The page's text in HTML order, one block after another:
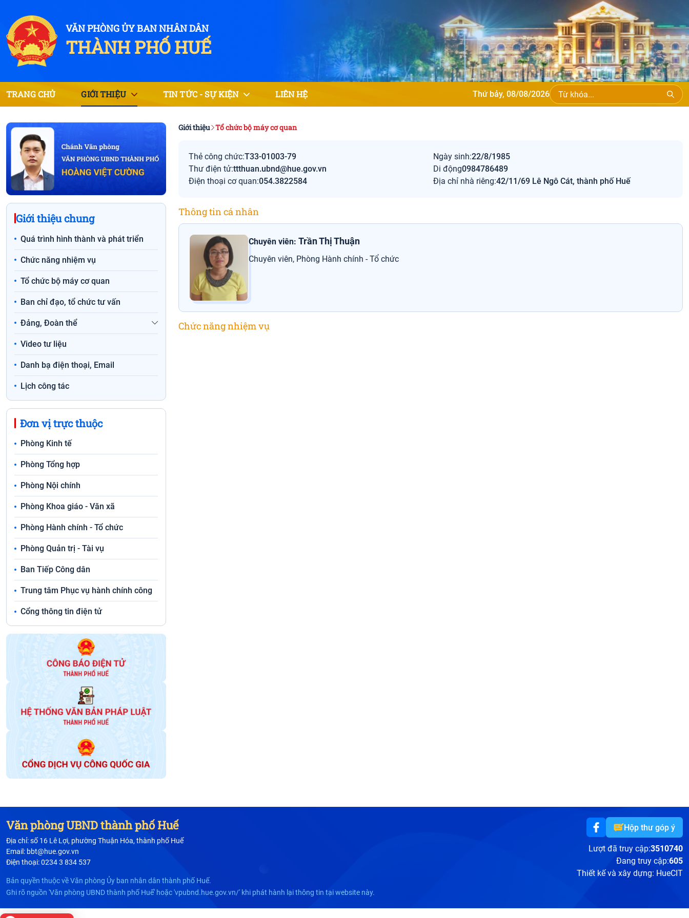
VĂN PHÒNG ỦY BAN NHÂN DÂN
THÀNH PHỐ HUẾ
TRANG CHỦ GIỚI THIỆU TIN TỨC - SỰ KIỆN LIÊN HỆ Thứ bảy, 08/08/2026
Giới thiệu chung
Quá trình hình thành và phát triển
Chức năng nhiệm vụ
Tổ chức bộ máy cơ quan
Ban chỉ đạo, tổ chức tư vấn
Đảng, Đoàn thể
Video tư liệu
Danh bạ điện thoại, Email
Lịch công tác
Đơn vị trực thuộc
Phòng Kinh tế
Phòng Tổng hợp
Phòng Nội chính
Phòng Khoa giáo - Văn xã
Phòng Hành chính - Tổ chức
Phòng Quản trị - Tài vụ
Ban Tiếp Công dân
Trung tâm Phục vụ hành chính công
Cổng thông tin điện tử
Giới thiệu Tổ chức bộ máy cơ quan
Thẻ công chức:T33-01003-79 Ngày sinh:22/8/1985
Thư điện tử:ttthuan.ubnd@hue.gov.vn Di động0984786489
Điện thoại cơ quan:054.3822584 Địa chỉ nhà riêng:42/11/69 Lê Ngô Cát, thành phố Huế
Thông tin cá nhân
Chuyên viên: Trần Thị Thuận
Chuyên viên, Phòng Hành chính - Tổ chức
Chức năng nhiệm vụ
Văn phòng UBND thành phố Huế
Địa chỉ: số 16 Lê Lợi, phường Thuận Hóa, thành phố Huế
Email: bbt@hue.gov.vn
Điện thoại: 0234 3 834 537
Bản quyền thuộc về Văn phòng Ủy ban nhân dân thành phố Huế.
Ghi rõ nguồn 'Văn phòng UBND thành phố Huế' hoặc 'vpubnd.hue.gov.vn/' khi phát hành lại thông tin tại website này.
Hộp thư góp ý
Đang truy cập:605
Lượt đã truy cập:3510740
Thiết kế và xây dựng: HueCIT